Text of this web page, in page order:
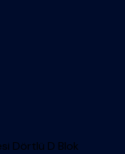
Dörtlü D Blok